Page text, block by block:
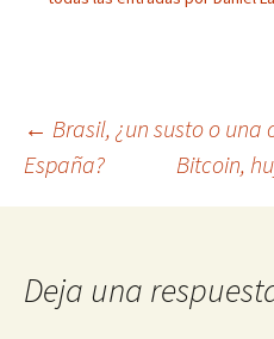
Navegación
de
← Brasil, ¿un susto o
España?
Bitcoin,
Deja una